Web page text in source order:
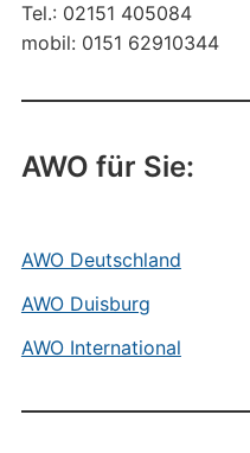
Tel.: 02151 405084
mobil: 0151 62910344
AWO für Sie:
AWO Deutschland
AWO Duisburg
AWO International